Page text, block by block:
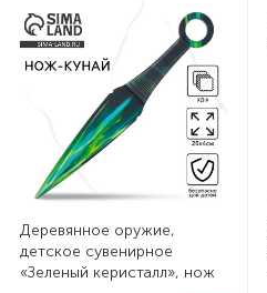
Деревянное оружие,
детское сувенирное
«Зеленый керисталл», нож